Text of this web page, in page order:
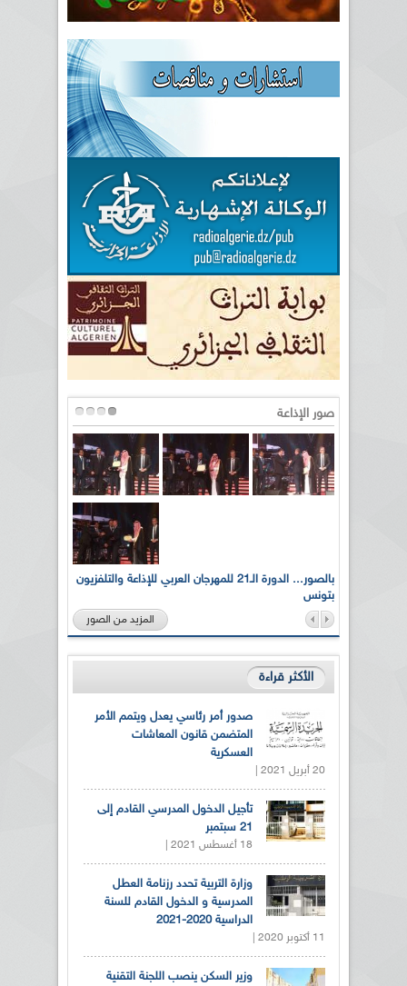
صور الإذاعة
بالصور... الدورة الـ21 للمهرجان العربي للإذاعة والتلفزيون
بتونس
المزيد من الصور
الأكثر قراءة
صدور أمر رئاسي يعدل ويتمم الأمر
المتضمن قانون المعاشات
العسكرية
20 أبريل 2021 |
تأجيل الدخول المدرسي القادم إلى
21 سبتمبر
18 أغسطس 2021 |
وزارة التربية تحدد رزنامة العطل
المدرسية و الدخول القادم للسنة
الدراسية 2020-2021
11 أكتوبر 2020 |
وزير السكن ينصب اللجنة التقنية